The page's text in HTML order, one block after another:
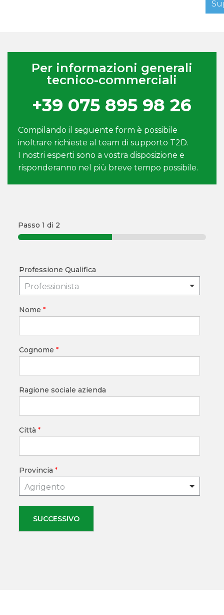
Per informazioni generali
tecnico-commerciali
+39 075 895 98 26
Compilando il seguente form è possibile
inoltrare richieste al team di supporto T2D.
I nostri esperti sono a vostra disposizione e
risponderanno nel più breve tempo possibile.
Passo 1 di 2
Professione Qualifica
Professionista
Nome *
Cognome *
Ragione sociale azienda
Città *
Provincia *
Agrigento
SUCCESSIVO